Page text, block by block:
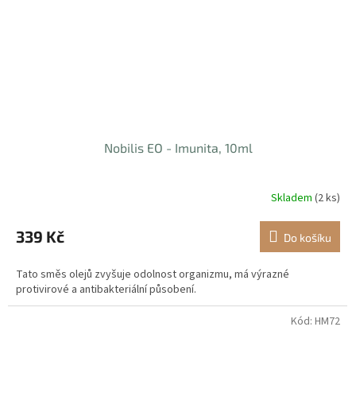
Nobilis EO - Imunita, 10ml
Skladem (2 ks)
339 Kč Do košíku
Tato směs olejů zvyšuje odolnost organizmu, má výrazné
protivirové a antibakteriální působení.
Kód: HM72